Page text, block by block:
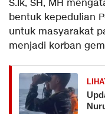
S.Ik, SH, MH
bentuk kepedulian
untuk masyarakat
menjadi korban